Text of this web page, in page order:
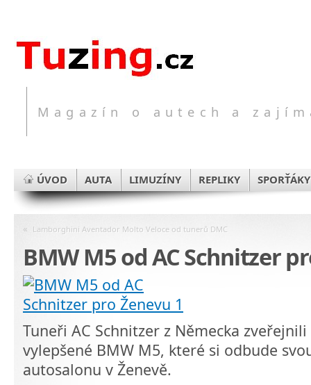
Magazín o autech a
ÚVOD AUTA LIMUZÍNY REPLIKY SPORŤÁKY
« Lamborghini Aventador Molto Veloce od tunerů DMC
BMW M5 od AC Schnitzer
Tuneři AC Schnitzer z Německa
vylepšené BMW M5, které si odbude
autosalonu v Ženevě.